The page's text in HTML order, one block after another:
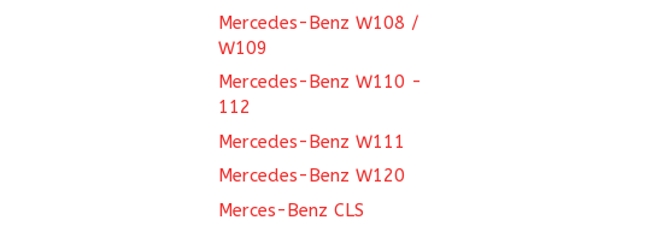
Mercedes-Benz W108 /
W109
Mercedes-Benz W110 -
112
Mercedes-Benz W111
Mercedes-Benz W120
Merces-Benz CLS